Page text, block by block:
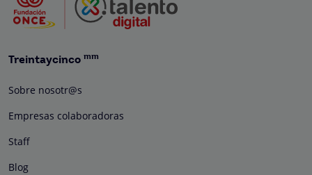
Treintaycinco mm
Sobre nosotr@s
Empresas colaboradoras
Staff
Blog